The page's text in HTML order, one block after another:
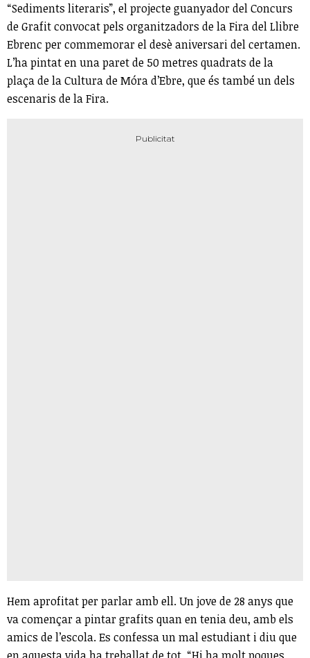
“Sediments literaris”, el projecte guanyador del Concurs
de Grafit convocat pels organitzadors de la Fira del Llibre
Ebrenc per commemorar el desè aniversari del certamen.
L’ha pintat en una paret de 50 metres quadrats de la
plaça de la Cultura de Móra d’Ebre, que és també un dels
escenaris de la Fira.
Hem aprofitat per parlar amb ell. Un jove de 28 anys que
va començar a pintar grafits quan en tenia deu, amb els
amics de l’escola. Es confessa un mal estudiant i diu que